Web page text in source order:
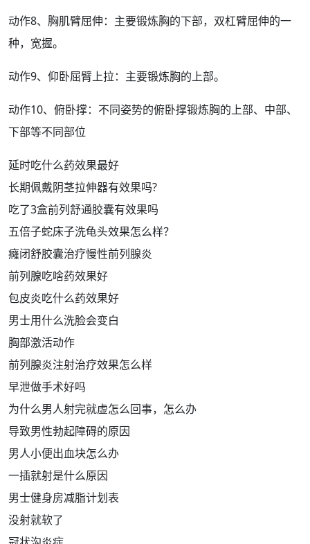
动作8、胸肌臂屈伸：主要锻炼胸的下部，双杠臂屈伸的一
种，宽握。
动作9、仰卧屈臂上拉：主要锻炼胸的上部。
动作10、俯卧撑： 不同姿势的俯卧撑锻炼胸的上部、中部、
下部等不同部位
延时吃什么药效果最好
长期佩戴阴茎拉伸器有效果吗?
吃了3盒前列舒通胶囊有效果吗
五倍子蛇床子洗龟头效果怎么样？
癃闭舒胶囊治疗慢性前列腺炎
前列腺吃啥药效果好
包皮炎吃什么药效果好
男士用什么洗脸会变白
胸部激活动作
前列腺炎注射治疗效果怎么样
早泄做手术好吗
为什么男人射完就虚怎么回事，怎么办
导致男性勃起障碍的原因
男人小便出血块怎么办
一插就射是什么原因
男士健身房减脂计划表
没射就软了